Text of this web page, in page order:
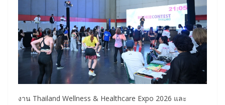
งาน Thailand Wellness & Healthcare Expo 2026 และ